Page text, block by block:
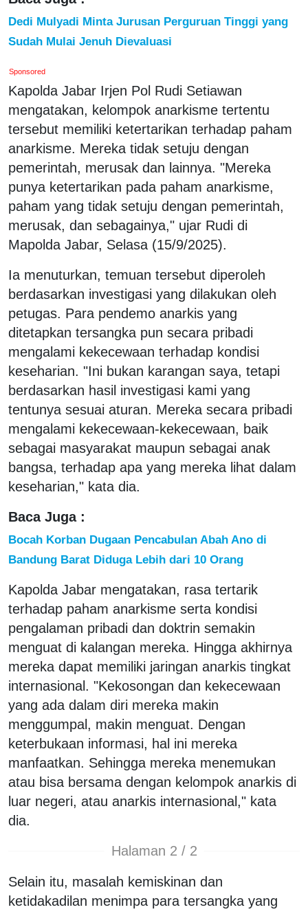
Dedi Mulyadi Minta Jurusan Perguruan Tinggi yang
Sudah Mulai Jenuh Dievaluasi
Sponsored
Kapolda Jabar Irjen Pol Rudi Setiawan
mengatakan, kelompok anarkisme tertentu
tersebut memiliki ketertarikan terhadap paham
anarkisme. Mereka tidak setuju dengan
pemerintah, merusak dan lainnya. "Mereka
punya ketertarikan pada paham anarkisme,
paham yang tidak setuju dengan pemerintah,
merusak, dan sebagainya," ujar Rudi di
Mapolda Jabar, Selasa (15/9/2025).
Ia menuturkan, temuan tersebut diperoleh
berdasarkan investigasi yang dilakukan oleh
petugas. Para pendemo anarkis yang
ditetapkan tersangka pun secara pribadi
mengalami kekecewaan terhadap kondisi
keseharian. "Ini bukan karangan saya, tetapi
berdasarkan hasil investigasi kami yang
tentunya sesuai aturan. Mereka secara pribadi
mengalami kekecewaan-kekecewaan, baik
sebagai masyarakat maupun sebagai anak
bangsa, terhadap apa yang mereka lihat dalam
keseharian," kata dia.
Baca Juga :
Bocah Korban Dugaan Pencabulan Abah Ano di
Bandung Barat Diduga Lebih dari 10 Orang
Kapolda Jabar mengatakan, rasa tertarik
terhadap paham anarkisme serta kondisi
pengalaman pribadi dan doktrin semakin
menguat di kalangan mereka. Hingga akhirnya
mereka dapat memiliki jaringan anarkis tingkat
internasional. "Kekosongan dan kekecewaan
yang ada dalam diri mereka makin
menggumpal, makin menguat. Dengan
keterbukaan informasi, hal ini mereka
manfaatkan. Sehingga mereka menemukan
atau bisa bersama dengan kelompok anarkis di
luar negeri, atau anarkis internasional," kata
dia.
Halaman 2 / 2
Selain itu, masalah kemiskinan dan
ketidakadilan menimpa para tersangka yang